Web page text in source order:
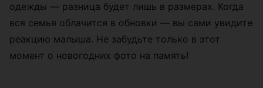
одежды — разница будет лишь в размерах. Когда
вся семья облачится в обновки — вы сами увидите
реакцию малыша. Не забудьте только в этот
момент о новогодних фото на память!